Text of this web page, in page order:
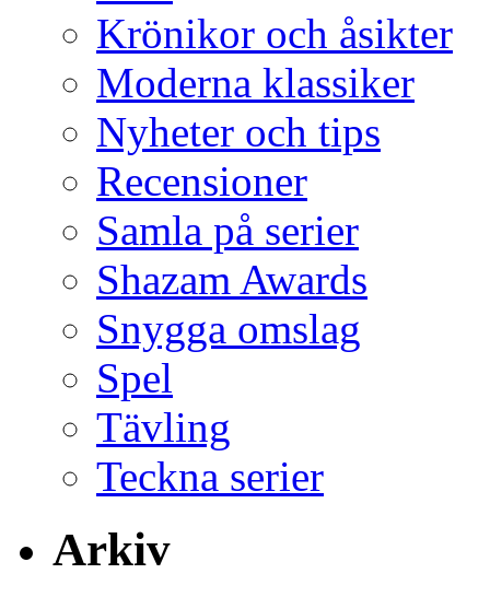
Krönikor och åsikter
Moderna klassiker
Nyheter och tips
Recensioner
Samla på serier
Shazam Awards
Snygga omslag
Spel
Tävling
Teckna serier
Arkiv